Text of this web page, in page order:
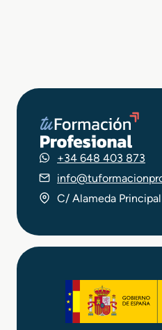
+34 648 403 873
C/ Alameda Principal